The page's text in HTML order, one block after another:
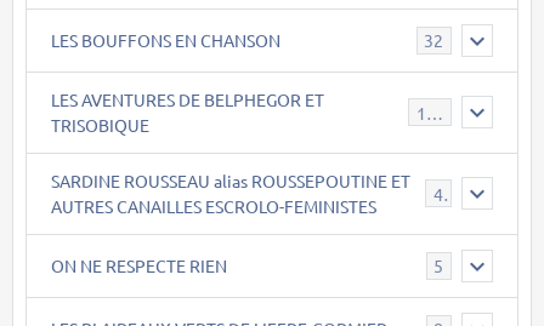
LES BOUFFONS EN CHANSON 32
LES AVENTURES DE BELPHEGOR ET
TRISOBIQUE
147
SARDINE ROUSSEAU alias ROUSSEPOUTINE ET
AUTRES CANAILLES ESCROLO-FEMINISTES
40
ON NE RESPECTE RIEN 5